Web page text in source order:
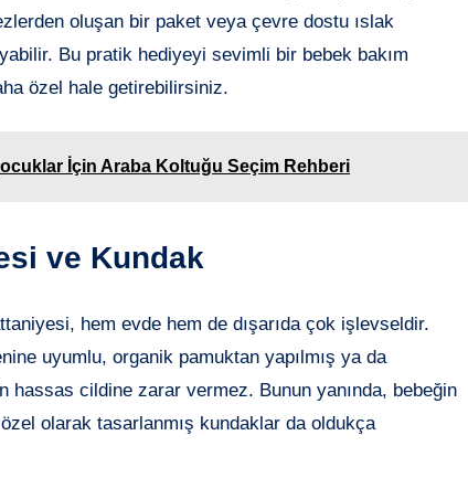
oluşan bir paket veya çevre dostu ıslak
Bu pratik hediyeyi sevimli bir bebek bakım
özel hale getirebilirsiniz.
İçin Araba Koltuğu Seçim Rehberi
ve Kundak
hem evde hem de dışarıda çok işlevseldir.
uyumlu, organik pamuktan yapılmış ya da
hassas cildine zarar vermez. Bunun yanında, bebeğin
olarak tasarlanmış kundaklar da oldukça